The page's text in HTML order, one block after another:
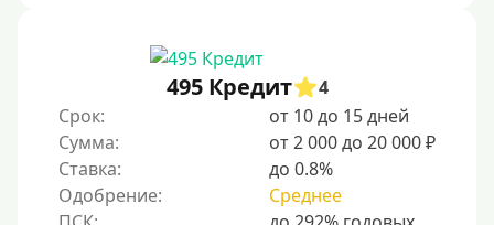
На карту круглосуточно
Деньги в долг
В долг на карту
Срок
495 Кредит
4
Срок:
от 10 до 15 дней
Сумма:
от 2 000 до 20 000 ₽
Ставка:
до 0.8%
Одобрение:
Среднее